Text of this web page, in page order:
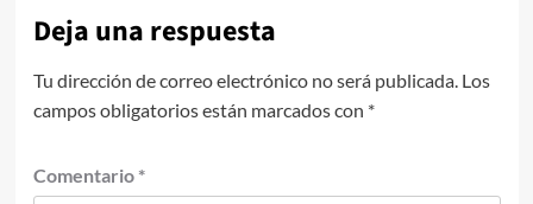
Deja una respuesta
Tu dirección de correo electrónico no será publicada. Los
campos obligatorios están marcados con *
Comentario *